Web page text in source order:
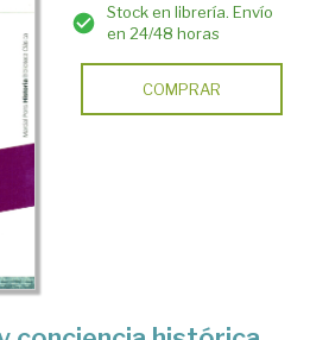
Stock en librería. Envío
en 24/48 horas
COMPRAR